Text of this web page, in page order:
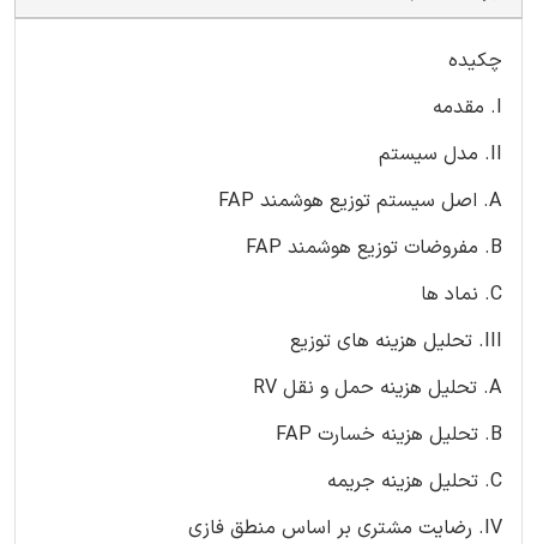
چکیده
I. مقدمه
II. مدل سیستم
A. اصل سیستم توزیع هوشمند FAP
B. مفروضات توزیع هوشمند FAP
C. نماد ها
III. تحلیل هزینه های توزیع
A. تحلیل هزینه حمل و نقل RV
B. تحلیل هزینه خسارت FAP
C. تحلیل هزینه جریمه
IV. رضایت مشتری بر اساس منطق فازی